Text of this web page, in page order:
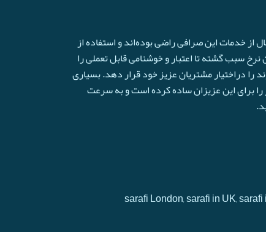
از خدمات این صرافی راضی بوده‌اند و استفاده از
نرخ سبب گشته تا اعتبار و خوشنامی قابل تعملی را
را دراختیار مشتریان عزیز خود قرار دهد. بسیاری
را برای این عزیزان ساده کرده است و به سرعت
sarafi London, sarafi in UK,